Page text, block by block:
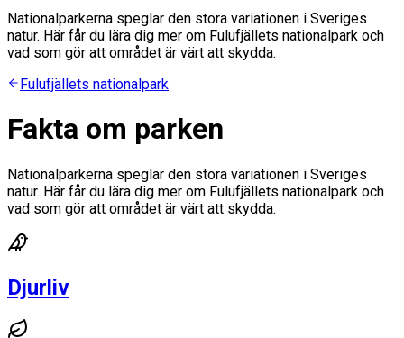
Nationalparkerna speglar den stora variationen i Sveriges
natur. Här får du lära dig mer om Fulufjällets nationalpark och
vad som gör att området är värt att skydda.
Fulufjällets nationalpark
Fakta om parken
Nationalparkerna speglar den stora variationen i Sveriges
natur. Här får du lära dig mer om Fulufjällets nationalpark och
vad som gör att området är värt att skydda.
Djurliv